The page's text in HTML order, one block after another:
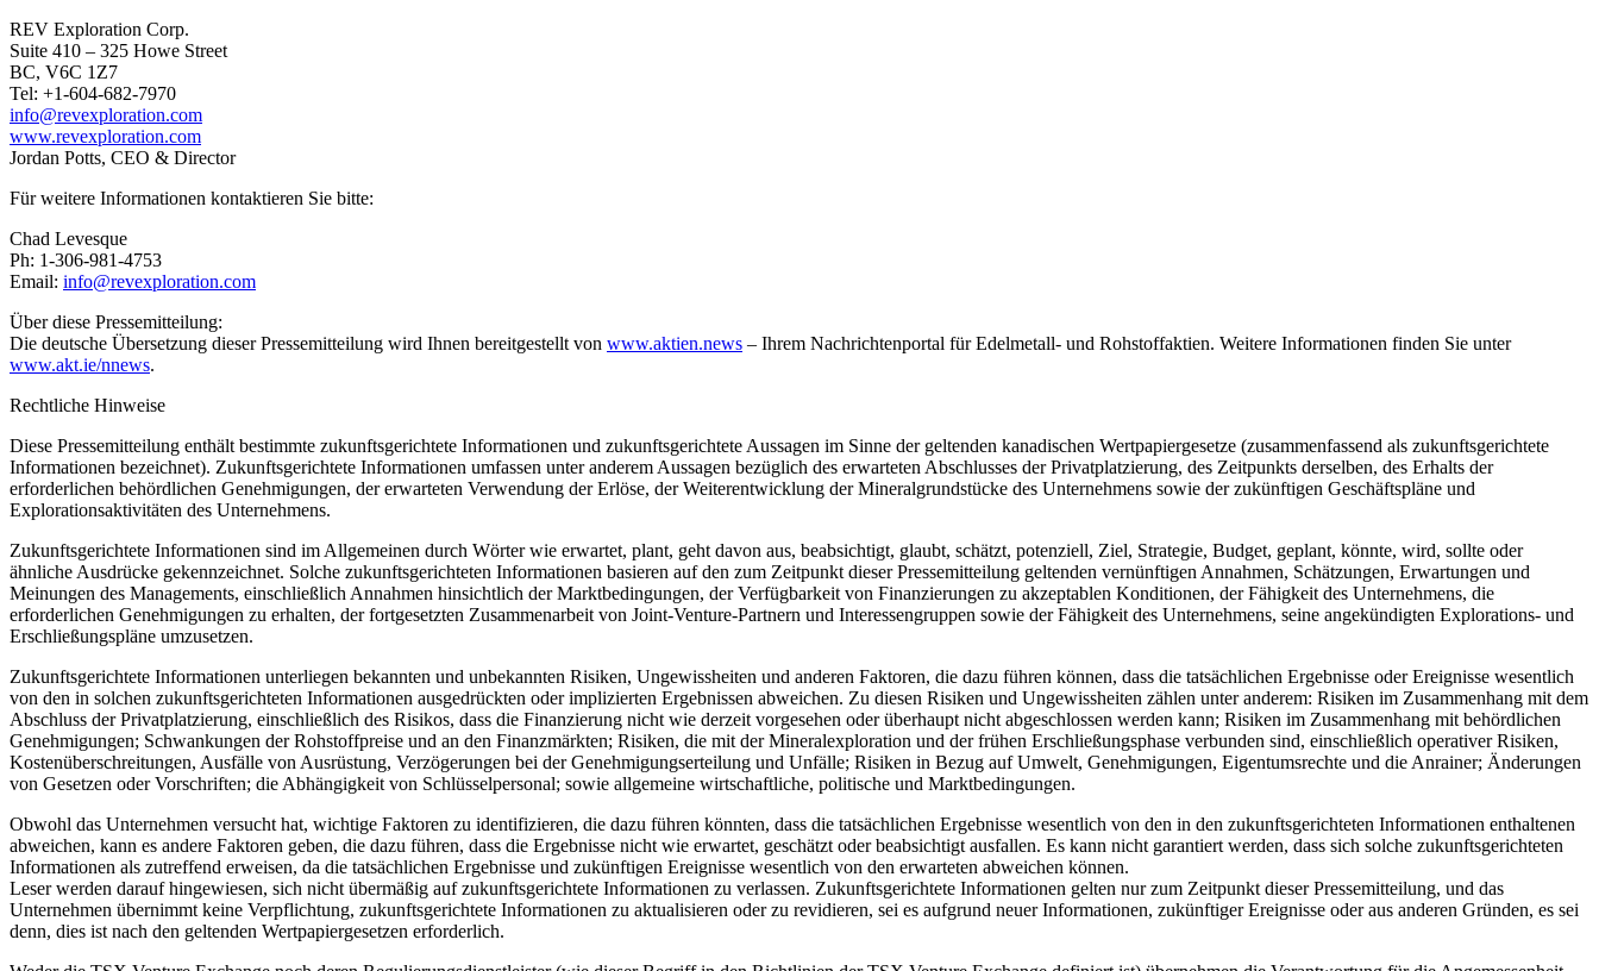
REV Exploration Corp.
Suite 410 – 325 Howe Street
BC, V6C 1Z7
Tel: +1-604-682-7970
info@revexploration.com
www.revexploration.com
Jordan Potts, CEO & Director
Für weitere Informationen kontaktieren Sie bitte:
Chad Levesque
Ph: 1-306-981-4753
Email: info@revexploration.com
Über diese Pressemitteilung:
Die deutsche Übersetzung dieser Pressemitteilung wird Ihnen bereitgestellt von www.aktien.news – Ihrem Nachrichtenportal für Edelmetall- und Rohstoffaktien. Weitere Informationen finden Sie unter
www.akt.ie/nnews.
Rechtliche Hinweise
Diese Pressemitteilung enthält bestimmte zukunftsgerichtete Informationen und zukunftsgerichtete Aussagen im Sinne der geltenden kanadischen Wertpapiergesetze (zusammenfassend als zukunftsgerichtete
Informationen bezeichnet). Zukunftsgerichtete Informationen umfassen unter anderem Aussagen bezüglich des erwarteten Abschlusses der Privatplatzierung, des Zeitpunkts derselben, des Erhalts der
erforderlichen behördlichen Genehmigungen, der erwarteten Verwendung der Erlöse, der Weiterentwicklung der Mineralgrundstücke des Unternehmens sowie der zukünftigen Geschäftspläne und
Explorationsaktivitäten des Unternehmens.
Zukunftsgerichtete Informationen sind im Allgemeinen durch Wörter wie erwartet, plant, geht davon aus, beabsichtigt, glaubt, schätzt, potenziell, Ziel, Strategie, Budget, geplant, könnte, wird, sollte oder
ähnliche Ausdrücke gekennzeichnet. Solche zukunftsgerichteten Informationen basieren auf den zum Zeitpunkt dieser Pressemitteilung geltenden vernünftigen Annahmen, Schätzungen, Erwartungen und
Meinungen des Managements, einschließlich Annahmen hinsichtlich der Marktbedingungen, der Verfügbarkeit von Finanzierungen zu akzeptablen Konditionen, der Fähigkeit des Unternehmens, die
erforderlichen Genehmigungen zu erhalten, der fortgesetzten Zusammenarbeit von Joint-Venture-Partnern und Interessengruppen sowie der Fähigkeit des Unternehmens, seine angekündigten Explorations- und
Erschließungspläne umzusetzen.
Zukunftsgerichtete Informationen unterliegen bekannten und unbekannten Risiken, Ungewissheiten und anderen Faktoren, die dazu führen können, dass die tatsächlichen Ergebnisse oder Ereignisse wesentlich
von den in solchen zukunftsgerichteten Informationen ausgedrückten oder implizierten Ergebnissen abweichen. Zu diesen Risiken und Ungewissheiten zählen unter anderem: Risiken im Zusammenhang mit dem
Abschluss der Privatplatzierung, einschließlich des Risikos, dass die Finanzierung nicht wie derzeit vorgesehen oder überhaupt nicht abgeschlossen werden kann; Risiken im Zusammenhang mit behördlichen
Genehmigungen; Schwankungen der Rohstoffpreise und an den Finanzmärkten; Risiken, die mit der Mineralexploration und der frühen Erschließungsphase verbunden sind, einschließlich operativer Risiken,
Kostenüberschreitungen, Ausfälle von Ausrüstung, Verzögerungen bei der Genehmigungserteilung und Unfälle; Risiken in Bezug auf Umwelt, Genehmigungen, Eigentumsrechte und die Anrainer; Änderungen
von Gesetzen oder Vorschriften; die Abhängigkeit von Schlüsselpersonal; sowie allgemeine wirtschaftliche, politische und Marktbedingungen.
Obwohl das Unternehmen versucht hat, wichtige Faktoren zu identifizieren, die dazu führen könnten, dass die tatsächlichen Ergebnisse wesentlich von den in den zukunftsgerichteten Informationen enthaltenen
abweichen, kann es andere Faktoren geben, die dazu führen, dass die Ergebnisse nicht wie erwartet, geschätzt oder beabsichtigt ausfallen. Es kann nicht garantiert werden, dass sich solche zukunftsgerichteten
Informationen als zutreffend erweisen, da die tatsächlichen Ergebnisse und zukünftigen Ereignisse wesentlich von den erwarteten abweichen können.
Leser werden darauf hingewiesen, sich nicht übermäßig auf zukunftsgerichtete Informationen zu verlassen. Zukunftsgerichtete Informationen gelten nur zum Zeitpunkt dieser Pressemitteilung, und das
Unternehmen übernimmt keine Verpflichtung, zukunftsgerichtete Informationen zu aktualisieren oder zu revidieren, sei es aufgrund neuer Informationen, zukünftiger Ereignisse oder aus anderen Gründen, es sei
denn, dies ist nach den geltenden Wertpapiergesetzen erforderlich.